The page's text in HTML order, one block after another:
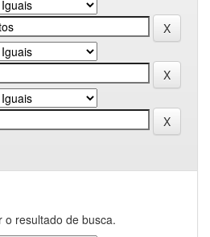
o resultado de busca.